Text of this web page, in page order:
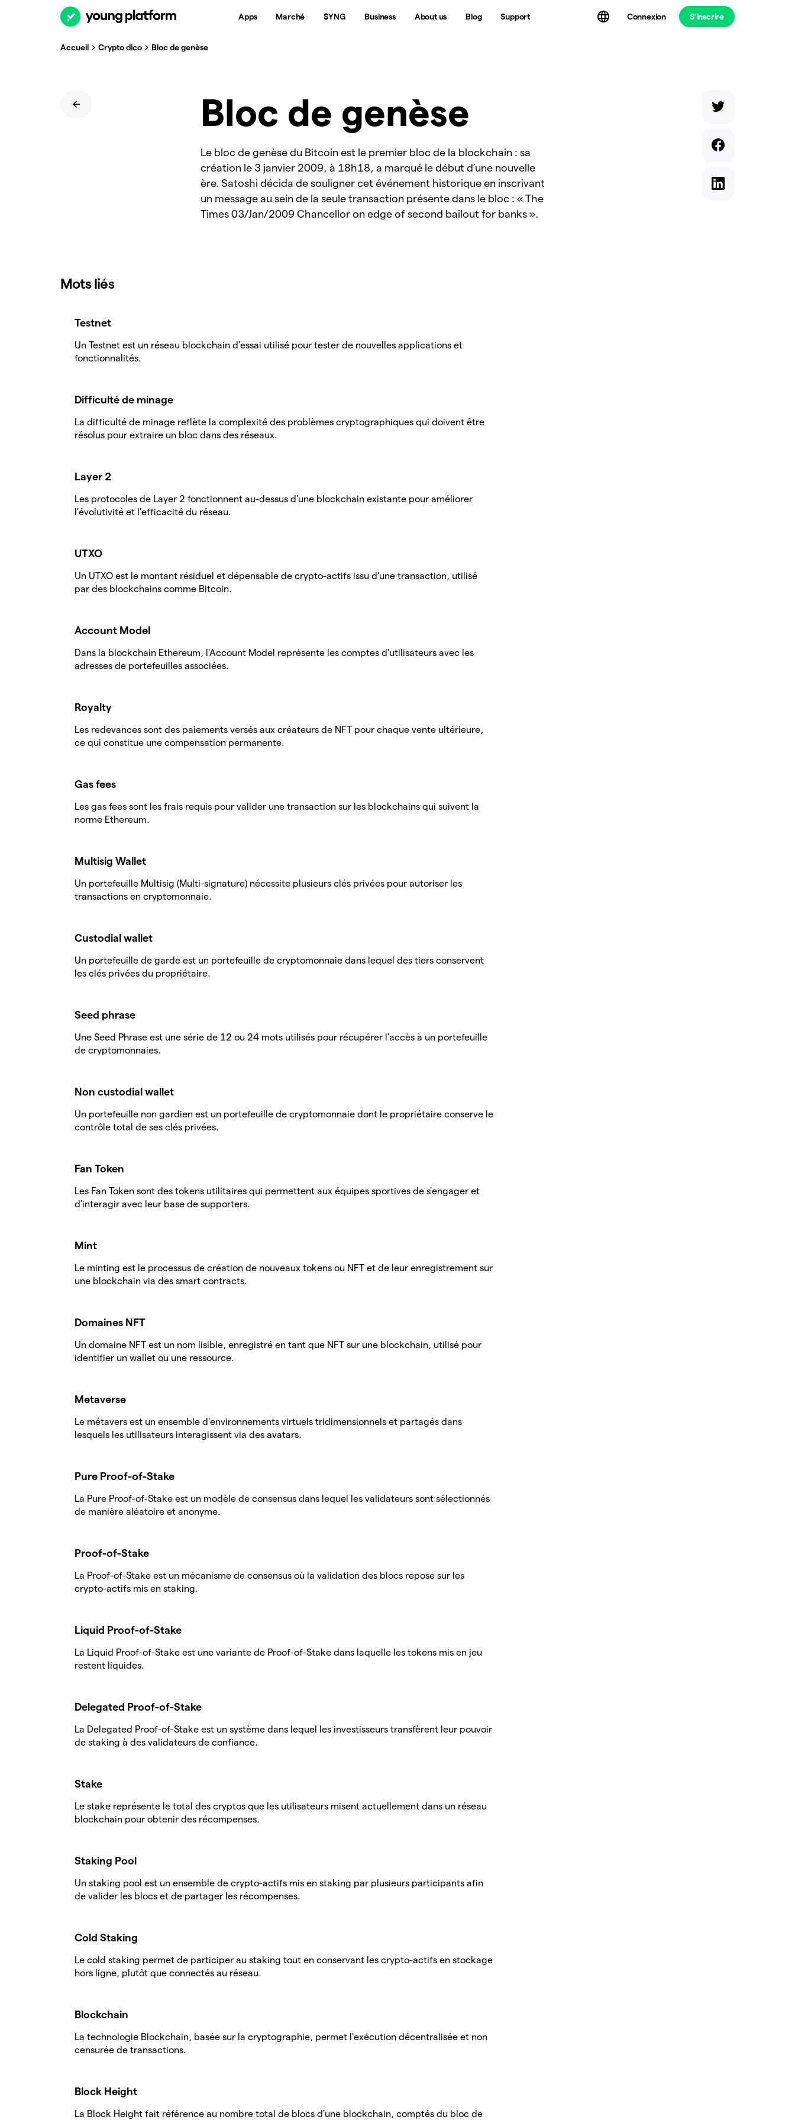
Apps Marché $YNG Business About us Blog Support Connexion S’inscrire
Accueil Crypto dico Bloc de genèse
Bloc de genèse
Le bloc de genèse du Bitcoin est le premier bloc de la blockchain : sa
création le 3 janvier 2009, à 18h18, a marqué le début d’une nouvelle
ère. Satoshi décida de souligner cet événement historique en inscrivant
un message au sein de la seule transaction présente dans le bloc : « The
Times 03/Jan/2009 Chancellor on edge of second bailout for banks ».
Mots liés
Testnet
Un Testnet est un réseau blockchain d'essai utilisé pour tester de nouvelles applications et
fonctionnalités.
Difficulté de minage
La difficulté de minage reflète la complexité des problèmes cryptographiques qui doivent être
résolus pour extraire un bloc dans des réseaux.
Layer 2
Les protocoles de Layer 2 fonctionnent au-dessus d'une blockchain existante pour améliorer
l'évolutivité et l'efficacité du réseau.
UTXO
Un UTXO est le montant résiduel et dépensable de crypto-actifs issu d'une transaction, utilisé
par des blockchains comme Bitcoin.
Account Model
Dans la blockchain Ethereum, l'Account Model représente les comptes d'utilisateurs avec les
adresses de portefeuilles associées.
Royalty
Les redevances sont des paiements versés aux créateurs de NFT pour chaque vente ultérieure,
ce qui constitue une compensation permanente.
Gas fees
Les gas fees sont les frais requis pour valider une transaction sur les blockchains qui suivent la
norme Ethereum.
Multisig Wallet
Un portefeuille Multisig (Multi-signature) nécessite plusieurs clés privées pour autoriser les
transactions en cryptomonnaie.
Custodial wallet
Un portefeuille de garde est un portefeuille de cryptomonnaie dans lequel des tiers conservent
les clés privées du propriétaire.
Seed phrase
Une Seed Phrase est une série de 12 ou 24 mots utilisés pour récupérer l'accès à un portefeuille
de cryptomonnaies.
Non custodial wallet
Un portefeuille non gardien est un portefeuille de cryptomonnaie dont le propriétaire conserve le
contrôle total de ses clés privées.
Fan Token
Les Fan Token sont des tokens utilitaires qui permettent aux équipes sportives de s'engager et
d'interagir avec leur base de supporters.
Mint
Le minting est le processus de création de nouveaux tokens ou NFT et de leur enregistrement sur
une blockchain via des smart contracts.
Domaines NFT
Un domaine NFT est un nom lisible, enregistré en tant que NFT sur une blockchain, utilisé pour
identifier un wallet ou une ressource.
Metaverse
Le métavers est un ensemble d'environnements virtuels tridimensionnels et partagés dans
lesquels les utilisateurs interagissent via des avatars.
Pure Proof-of-Stake
La Pure Proof-of-Stake est un modèle de consensus dans lequel les validateurs sont sélectionnés
de manière aléatoire et anonyme.
Proof-of-Stake
La Proof-of-Stake est un mécanisme de consensus où la validation des blocs repose sur les
crypto-actifs mis en staking.
Liquid Proof-of-Stake
La Liquid Proof-of-Stake est une variante de Proof-of-Stake dans laquelle les tokens mis en jeu
restent liquides.
Delegated Proof-of-Stake
La Delegated Proof-of-Stake est un système dans lequel les investisseurs transfèrent leur pouvoir
de staking à des validateurs de confiance.
Stake
Le stake représente le total des cryptos que les utilisateurs misent actuellement dans un réseau
blockchain pour obtenir des récompenses.
Staking Pool
Un staking pool est un ensemble de crypto-actifs mis en staking par plusieurs participants afin
de valider les blocs et de partager les récompenses.
Cold Staking
Le cold staking permet de participer au staking tout en conservant les crypto-actifs en stockage
hors ligne, plutôt que connectés au réseau.
Blockchain
La technologie Blockchain, basée sur la cryptographie, permet l'exécution décentralisée et non
censurée de transactions.
Block Height
La Block Height fait référence au nombre total de blocs d'une blockchain, comptés du bloc de